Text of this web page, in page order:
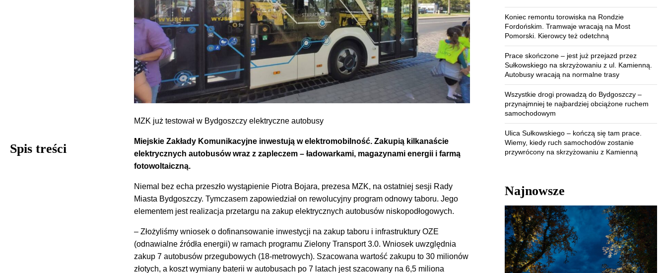
Spis treści
MZK już testował w Bydgoszczy elektryczne autobusy
Miejskie Zakłady Komunikacyjne inwestują w elektromobilność. Zakupią kilkanaście
elektrycznych autobusów wraz z zapleczem – ładowarkami, magazynami energii i farmą
fotowoltaiczną.
Niemal bez echa przeszło wystąpienie Piotra Bojara, prezesa MZK, na ostatniej sesji Rady
Miasta Bydgoszczy. Tymczasem zapowiedział on rewolucyjny program odnowy taboru. Jego
elementem jest realizacja przetargu na zakup elektrycznych autobusów niskopodłogowych.
– Złożyliśmy wniosek o dofinansowanie inwestycji na zakup taboru i infrastruktury OZE
(odnawialne źródła energii) w ramach programu Zielony Transport 3.0. Wniosek uwzględnia
zakup 7 autobusów przegubowych (18-metrowych). Szacowana wartość zakupu to 30 milionów
złotych, a koszt wymiany baterii w autobusach po 7 latach jest szacowany na 6,5 miliona
Koniec remontu torowiska na Rondzie
Fordońskim. Tramwaje wracają na Most
Pomorski. Kierowcy też odetchną
Prace skończone – jest już przejazd przez
Sułkowskiego na skrzyżowaniu z ul. Kamienną.
Autobusy wracają na normalne trasy
Wszystkie drogi prowadzą do Bydgoszczy –
przynajmniej te najbardziej obciążone ruchem
samochodowym
Ulica Sułkowskiego – kończą się tam prace.
Wiemy, kiedy ruch samochodów zostanie
przywrócony na skrzyżowaniu z Kamienną
Najnowsze